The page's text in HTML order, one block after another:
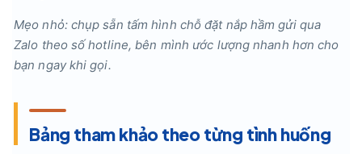
Mẹo nhỏ: chụp sẵn tấm hình chỗ đặt nắp hầm gửi qua
Zalo theo số hotline, bên mình ước lượng nhanh hơn cho
bạn ngay khi gọi.
Bảng tham khảo theo từng tình huống